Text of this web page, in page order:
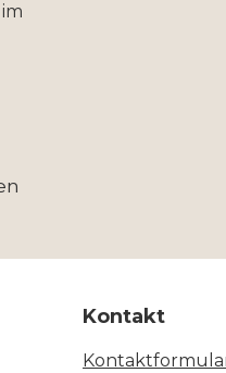
Kontakt